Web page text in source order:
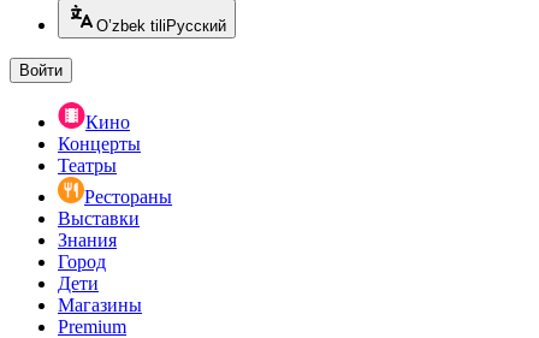
O’zbek tili Русский
Войти
Кино
Концерты
Театры
Рестораны
Выставки
Знания
Город
Дети
Магазины
Premium